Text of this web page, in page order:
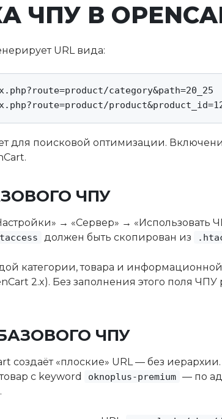
ЧПУ В
URL вида:
category&path=20_25
для поисковой оптимизации.
ЧПУ
→ «Сервер» → «Использовать
должен быть скопирован из
категории, товара и
2.x). Без заполнения этого поля ЧПУ
ЧПУ
создаёт «плоские» URL — без
с keyword oknoplus-premium — по